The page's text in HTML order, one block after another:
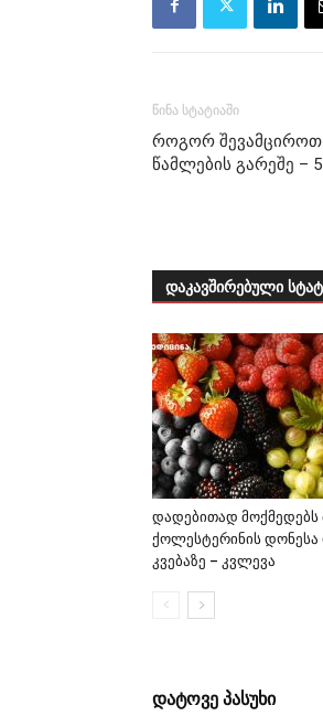
წინა სტატიაში
როგორ
წამლების გარეშე –
დაკავშირებული
დადებითად მოქმედებს
ქოლესტერინის დონესა
კვებაზე – კვლევა
დატოვე პასუხი